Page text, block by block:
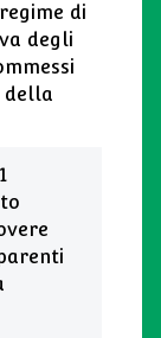
di
degli
della